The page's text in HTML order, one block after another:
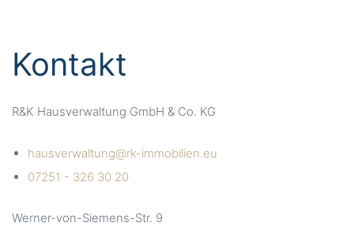
Kontakt
R&K Hausverwaltung GmbH & Co. KG
hausverwaltung@rk-immobilien.eu
07251 - 326 30 20
Werner-von-Siemens-Str. 9